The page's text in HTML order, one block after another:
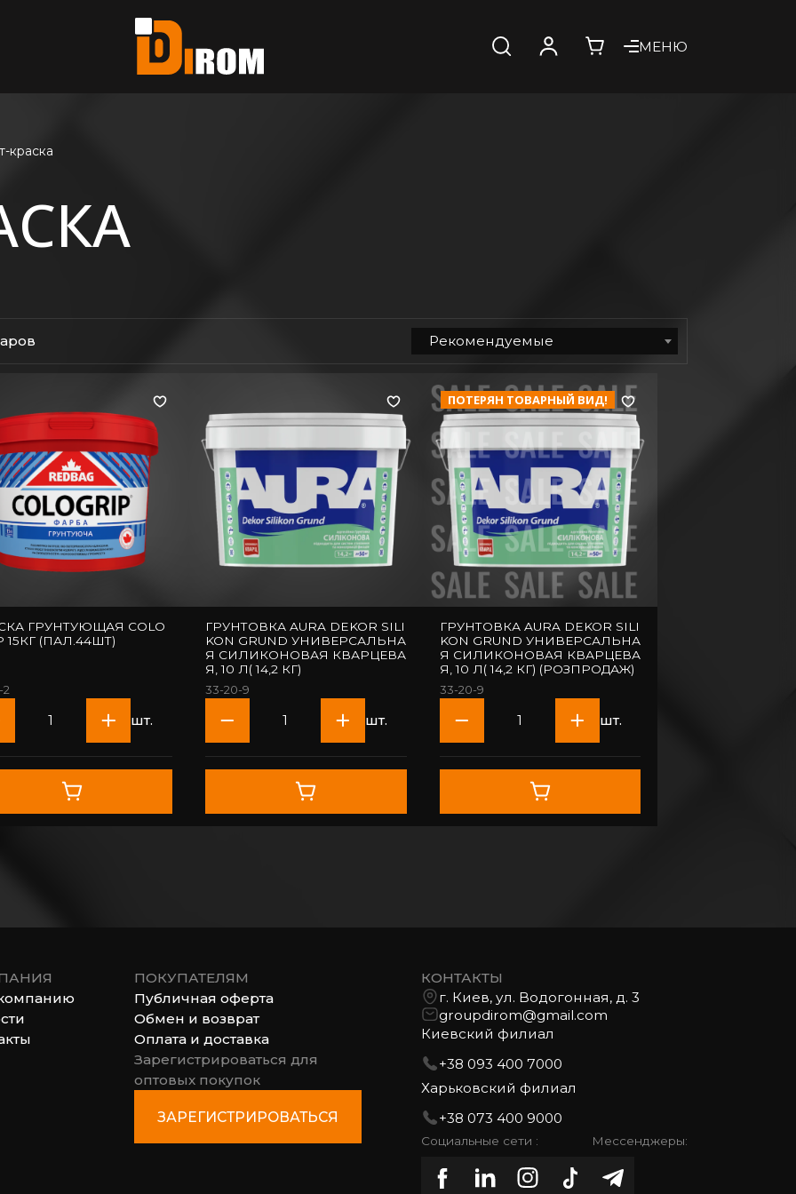
МЕНЮ
краска
Рекомендуемые
ГРУНТУЮЩАЯ COLO
15КГ (ПАЛ.44ШТ)
2
шт.
ГРУНТОВКА AURA DEKOR SILI
KON GRUND УНИВЕРСАЛЬНА
Я СИЛИКОНОВАЯ КВАРЦЕВА
Я, 10 Л( 14,2 КГ)
33-20-9
шт.
ПОТЕРЯН ТОВАРНЫЙ ВИД!
ГРУНТОВКА AURA DEKOR SILI
KON GRUND УНИВЕРСАЛЬНА
Я СИЛИКОНОВАЯ КВАРЦЕВА
Я, 10 Л( 14,2 КГ) (РОЗПРОДАЖ)
33-20-9
шт.
ПОКУПАТЕЛЯМ
Публичная оферта
Обмен и возврат
Оплата и доставка
Зарегистрироваться для
оптовых покупок
ЗАРЕГИСТРИРОВАТЬСЯ
КОНТАКТЫ
г. Киев, ул. Водогонная, д. 3
groupdirom@gmail.com
Киевский филиал
+38 093 400 7000
Харьковский филиал
+38 073 400 9000
Социальные сети : Мессенджеры: